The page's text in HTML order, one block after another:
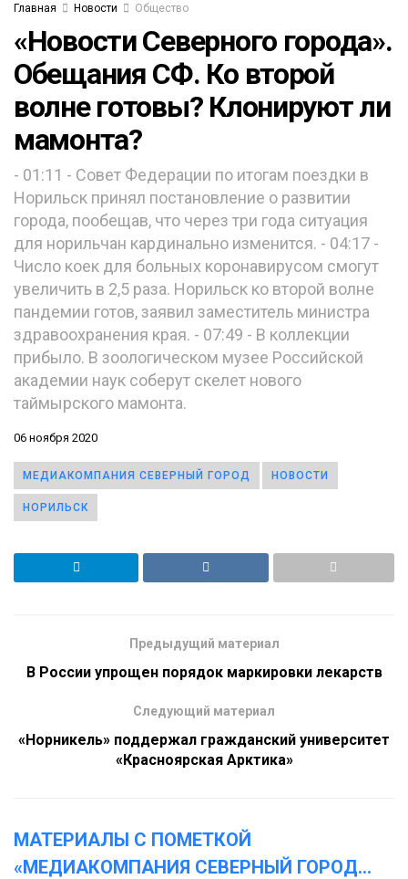
Главная Новости Общество
«Новости Северного города».
Обещания СФ. Ко второй
волне готовы? Клонируют ли
мамонта?
- 01:11 - Совет Федерации по итогам поездки в
Норильск принял постановление о развитии
города, пообещав, что через три года ситуация
для норильчан кардинально изменится. - 04:17 -
Число коек для больных коронавирусом смогут
увеличить в 2,5 раза. Норильск ко второй волне
пандемии готов, заявил заместитель министра
здравоохранения края. - 07:49 - В коллекции
прибыло. В зоологическом музее Российской
академии наук соберут скелет нового
таймырского мамонта.
06 ноября 2020
МЕДИАКОМПАНИЯ СЕВЕРНЫЙ ГОРОД НОВОСТИ
НОРИЛЬСК
Предыдущий материал
В России упрощен порядок маркировки лекарств
Следующий материал
«Норникель» поддержал гражданский университет
«Красноярская Арктика»
МАТЕРИАЛЫ С ПОМЕТКОЙ
«МЕДИАКОМПАНИЯ СЕВЕРНЫЙ ГОРОД...